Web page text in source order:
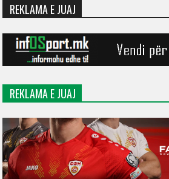
REKLAMA E JUAJ
REKLAMA E JUAJ